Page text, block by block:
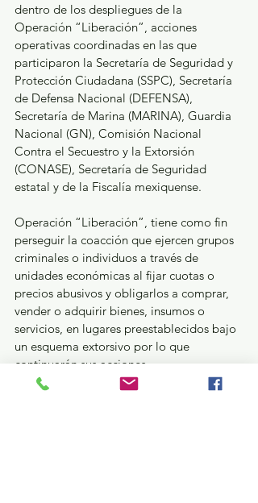
dentro de los despliegues de la
Operación “Liberación”, acciones
operativas coordinadas en las que
participaron la Secretaría de Seguridad y
Protección Ciudadana (SSPC), Secretaría
de Defensa Nacional (DEFENSA),
Secretaría de Marina (MARINA), Guardia
Nacional (GN), Comisión Nacional
Contra el Secuestro y la Extorsión
(CONASE), Secretaría de Seguridad
estatal y de la Fiscalía mexiquense.
Operación “Liberación”, tiene como fin
perseguir la coacción que ejercen grupos
criminales o individuos a través de
unidades económicas al fijar cuotas o
precios abusivos y obligarlos a comprar,
vender o adquirir bienes, insumos o
servicios, en lugares preestablecidos bajo
un esquema extorsivo por lo que
continuarán sus acciones.